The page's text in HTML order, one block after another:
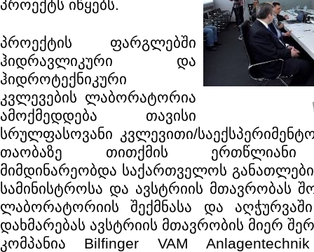
პროექტს იწყებს.
პროექტის ფარგლებში
ჰიდრავლიკური და
ჰიდროტექნიკური
კვლევების ლაბორატორია
ამოქმედდება თავისი
სრულფასოვანი კვლევითი/
თაობაზე თითქმის ერთწლიანი
მიმდინარეობდა საქართველოს
სამინისტროსა და ავსტრიის მთავრობას
ლაბორატორიის შექმნასა და
დახმარებას ავსტრიის მთავრობის მიერ
კომპანია Bilfinger VAM